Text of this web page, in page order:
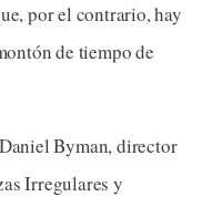
por el contrario, hay
de tiempo de
Byman, director
Irregulares y